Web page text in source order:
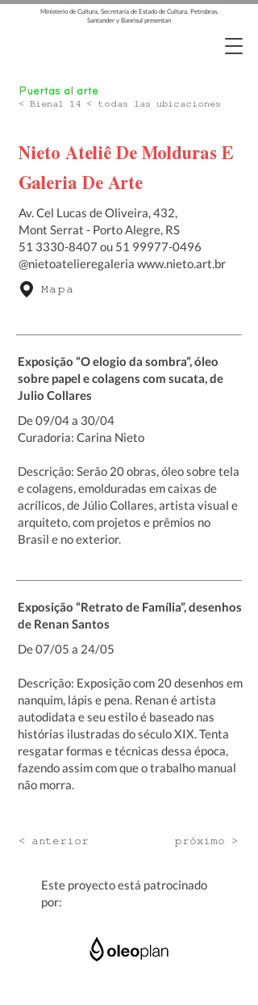
Ministerio de Cultura, Secretaría de Estado de Cultura, Petrobras,
Santander y Banrisul presentan
< Bienal 14 < todas las ubicaciones
Puertas al arte
Nieto Ateliê De Molduras E
Galeria De Arte
Av. Cel Lucas de Oliveira, 432,
Mont Serrat - Porto Alegre, RS
51 3330-8407 ou 51 99977-0496
@nietoatelieregaleria www.nieto.art.br
Mapa
Exposição “O elogio da sombra”, óleo
sobre papel e colagens com sucata, de
Julio Collares
De 09/04 a 30/04
Curadoria: Carina Nieto
Descrição: Serão 20 obras, óleo sobre tela
e colagens, emolduradas em caixas de
acrílicos, de Júlio Collares, artista visual e
arquiteto, com projetos e prêmios no
Brasil e no exterior.
Exposição “Retrato de Família”, desenhos
de Renan Santos
De 07/05 a 24/05
Descrição: Exposição com 20 desenhos em
nanquim, lápis e pena. Renan é artista
autodidata e seu estilo é baseado nas
histórias ilustradas do século XIX. Tenta
resgatar formas e técnicas dessa época,
fazendo assim com que o trabalho manual
não morra.
< anterior próximo >
Este proyecto está patrocinado
por: